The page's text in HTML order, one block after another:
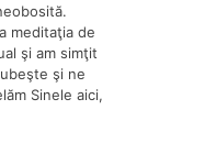
meditaţia de
şi am simţit
şi ne
Sinele aici,